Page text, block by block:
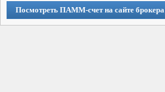
Посмотреть ПАММ-счет на сайте брокера